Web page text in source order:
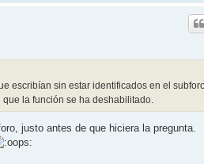
escribían sin estar identificados en el
la función se ha deshabilitado.
justo antes de que hiciera la pregunta.